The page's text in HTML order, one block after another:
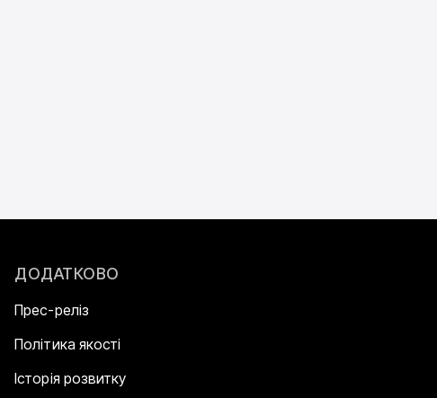
ДОДАТКОВО
Прес-реліз
Політика якості
Історія розвитку